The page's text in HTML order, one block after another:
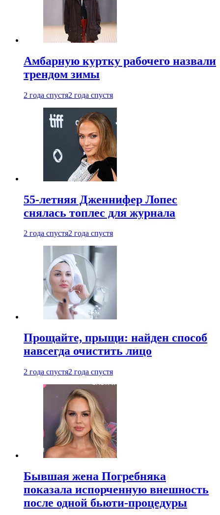
Амбарную куртку рабочего назвали
трендом зимы
2 года спустя2 года спустя
55-летняя Дженнифер Лопес
снялась топлес для журнала
2 года спустя2 года спустя
Прощайте, прыщи: найден способ
навсегда очистить лицо
2 года спустя2 года спустя
Бывшая жена Погребняка
показала испорченную внешность
после одной бьюти-процедуры